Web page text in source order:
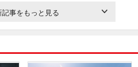
事をもっと見る